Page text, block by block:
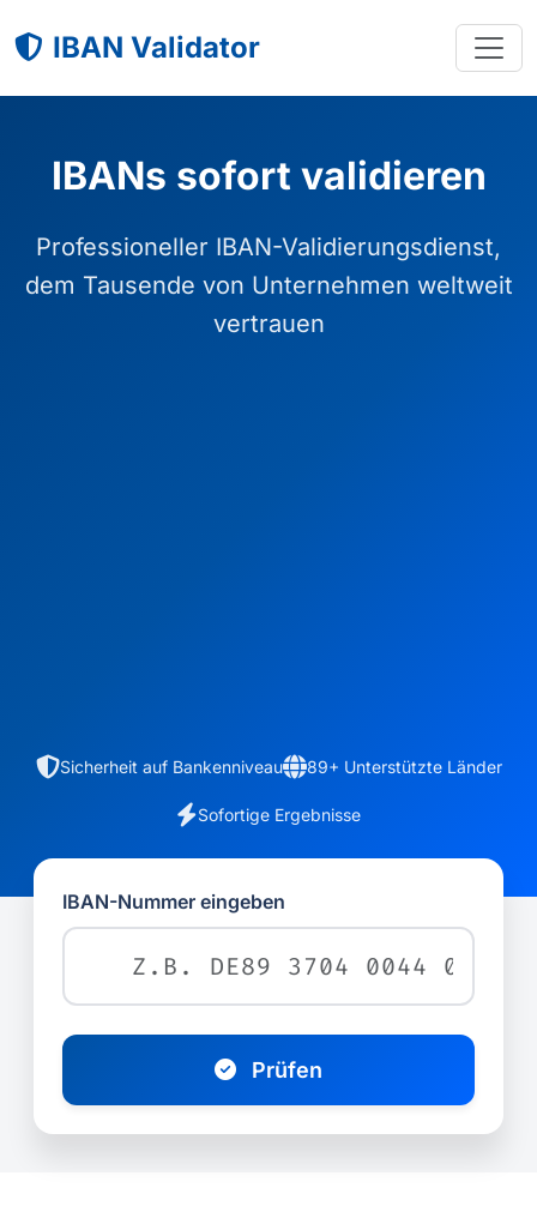
IBAN Validator
IBANs sofort validieren
Professioneller IBAN-Validierungsdienst,
dem Tausende von Unternehmen weltweit
vertrauen
Sicherheit auf Bankenniveau 89+ Unterstützte Länder
Sofortige Ergebnisse
IBAN-Nummer eingeben
Prüfen